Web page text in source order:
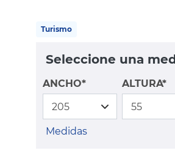
Turismo
Seleccione una
ANCHO* ALTURA*
Medidas